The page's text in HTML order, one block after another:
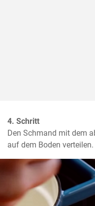
4. Schritt
Den Schmand mit dem
auf dem Boden